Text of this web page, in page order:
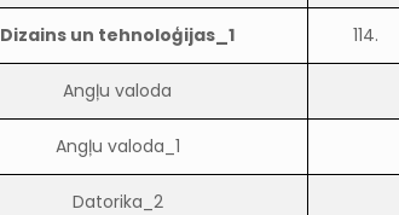
Dizains un tehnoloģijas_1 114.
Angļu valoda
Angļu valoda_1
Datorika_2